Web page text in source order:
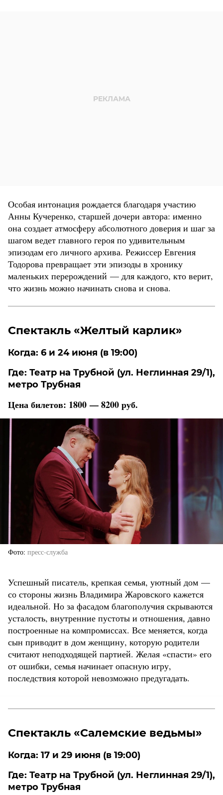
Особая интонация рождается благодаря участию
Анны Кучеренко, старшей дочери автора: именно
она создает атмосферу абсолютного доверия и шаг за
шагом ведет главного героя по удивительным
эпизодам его личного архива. Режиссер Евгения
Тодорова превращает эти эпизоды в хронику
маленьких перерождений — для каждого, кто верит,
что жизнь можно начинать снова и снова.
Спектакль «Желтый карлик»
Когда: 6 и 24 июня (в 19:00)
Где: Театр на Трубной (ул. Неглинная 29/1),
метро Трубная
Цена билетов: 1800 — 8200 руб.
Фото пресс-служба
Успешный писатель, крепкая семья, уютный дом —
со стороны жизнь Владимира Жаровского кажется
идеальной. Но за фасадом благополучия скрываются
усталость, внутренние пустоты и отношения, давно
построенные на компромиссах. Все меняется, когда
сын приводит в дом женщину, которую родители
считают неподходящей партией. Желая «спасти» его
от ошибки, семья начинает опасную игру,
последствия которой невозможно предугадать.
Спектакль «Салемские ведьмы»
Когда: 17 и 29 июня (в 19:00)
Где: Театр на Трубной (ул. Неглинная 29/1),
метро Трубная